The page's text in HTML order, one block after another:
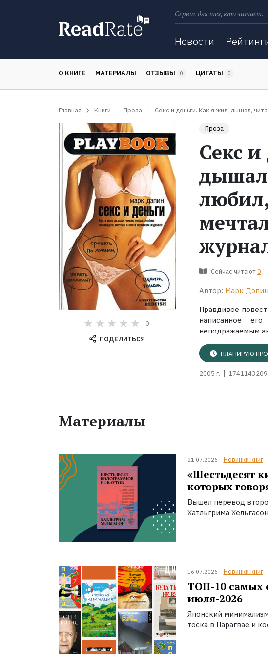
Сервис для тех, кто читает.
Новости
О КНИГЕ МАТЕРИАЛЫ ОТЗЫВЫ 0 ЦИТАТЫ 0
Главная Книги Проза Секс и деньги. Как я жил, дышал,
0
ПОДЕЛИТЬСЯ
Проза
Секс
Сейчас читают 0
Автор: Марк Дэпин
Правдивое
написанное
неподражаемым
ПЛАНИРУЮ
2005 г. 1741143209
Материалы
21.07.2026 Новинки книг
«Шестьдесят
которых
Вышел перевод
Хатльгрима
16.07.2026 Новинки книг
ТОП-10 самых
июля-2026
Японский
тоска в Парагвае и